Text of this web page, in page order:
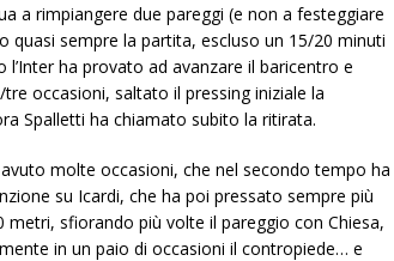
a rimpiangere due pareggi (e non a festeggiare
quasi sempre la partita, escluso un 15/20 minuti
ha provato ad avanzare il baricentro e
occasioni, saltato il pressing iniziale la
Spalletti ha chiamato subito la ritirata.
molte occasioni, che nel secondo tempo ha
su Icardi, che ha poi pressato sempre più
metri, sfiorando più volte il pareggio con Chiesa,
in un paio di occasioni il contropiede… e